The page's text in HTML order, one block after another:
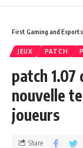
First Gaming and
JEUX PATCH
patch 1.07
nouvelle
joueurs
Share